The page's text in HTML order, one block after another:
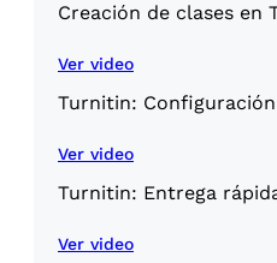
Creación de clases en
Ver video
Turnitin:
Ver video
Turnitin: Entrega
Ver video